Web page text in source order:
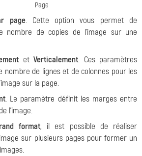
Page
page. Cette option vous permet de
nombre de copies de l'image sur une
et Verticalement. Ces paramètres
nombre de lignes et de colonnes pour les
sur la page.
. Le paramètre définit les marges entre
l'image.
format, il est possible de réaliser
sur plusieurs pages pour former un